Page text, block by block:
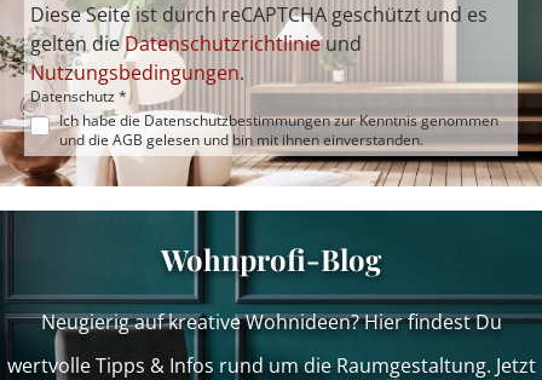
Diese Seite ist durch reCAPTCHA geschützt und es
gelten dieDatenschutzrichtlinieund
Nutzungsbedingungen.
Datenschutz *
Ich habe die Datenschutzbestimmungenzur Kenntnis genommen
und die AGB gelesen und bin mit ihnen einverstanden.
Wohnprofi-Blog
Neugierig auf kreative Wohnideen? Hier findest Du
wertvolle Tipps & Infos rund um die Raumgestaltung. Jetzt